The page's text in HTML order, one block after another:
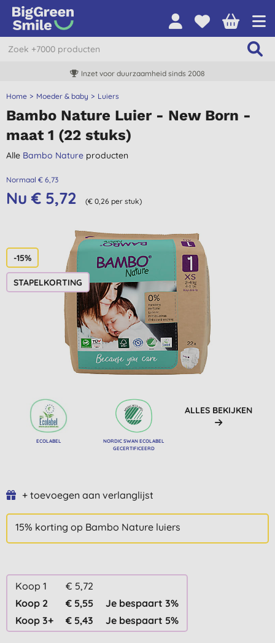
Inzet voor duurzaamheid sinds 2008
Home Moeder & baby Luiers
Bambo Nature Luier - New Born -
maat 1 (22 stuks)
Alle Bambo Nature producten
Normaal € 6,73
Nu € 5,72 (€ 0,26 per stuk)
-15%
STAPELKORTING
ECOLABEL
NORDIC SWAN ECOLABEL
GECERTIFICEERD
ALLES BEKIJKEN
+ toevoegen aan verlanglijst
15% korting op Bambo Nature luiers
Koop 1
€ 5,72
Koop 2
€ 5,55
Je bespaart 3%
Koop 3+
€ 5,43 Je bespaart 5%